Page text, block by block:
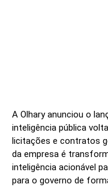
A Olhary anunciou o
inteligência pública
licitações e contratos
da empresa é
inteligência acionável
para o governo de